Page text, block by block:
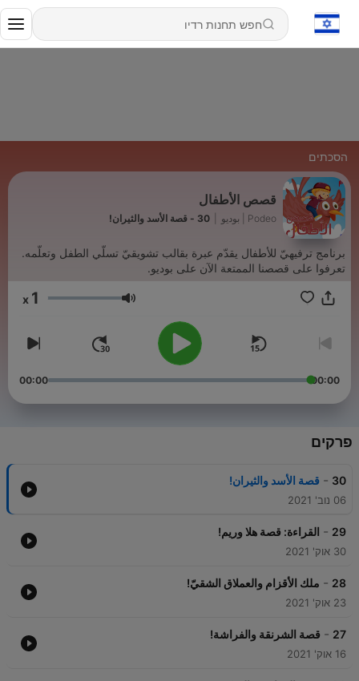
הסכתים
قصص الأطفال
Podeo | بوديو 30 - قصة الأسد والثيران!
برنامج ترفيهيّ للأطفال يقدّم عبرة بقالب تشويقيّ تسلّي الطفل وتعلّمه.
تعرفوا على قصصنا الممتعة الآن على بوديو.
עוצמת שמע 1
00:00
00:00
פרקים
30
- قصة الأسد والثيران!
06 נוב' 2021
29
- القراءة: قصة هلا وريم!
30 אוק' 2021
28
- ملك الأقزام والعملاق الشقيّ!
23 אוק' 2021
27
- قصة الشرنقة والفراشة!
16 אוק' 2021